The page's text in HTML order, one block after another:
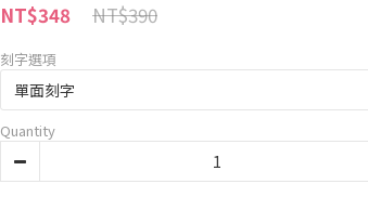
NT$390
NT$348
刻字選項
Quantity